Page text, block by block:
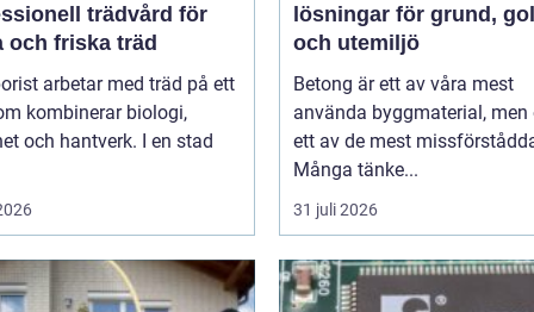
trädvård för
och friska träd
arbetar med träd på ett
kombinerar biologi,
och hantverk. I en stad
lösningar för grund,
och utemiljö
Betong är ett av våra mest
använda byggmaterial, men
ett av de mest
Många tänke...
31 juli 2026